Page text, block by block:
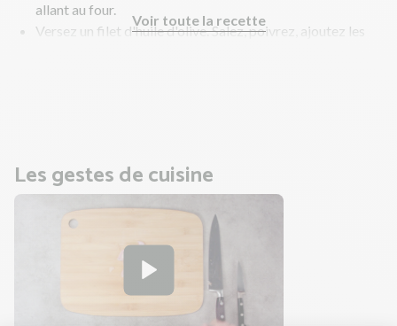
allant au four.
Versez un filet d'huile d'olive. Salez, poivrez, ajoutez les
Voir toute la recette
Les gestes de cuisine